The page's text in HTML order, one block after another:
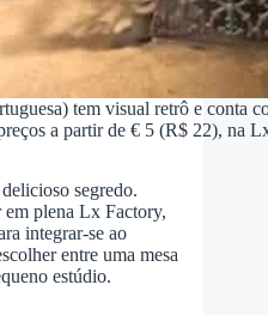
tem visual retrô e conta
a partir de € 5 (R$ 22), na
segredo.
em plena Lx Factory,
integrar-se ao
entre uma mesa
estúdio.